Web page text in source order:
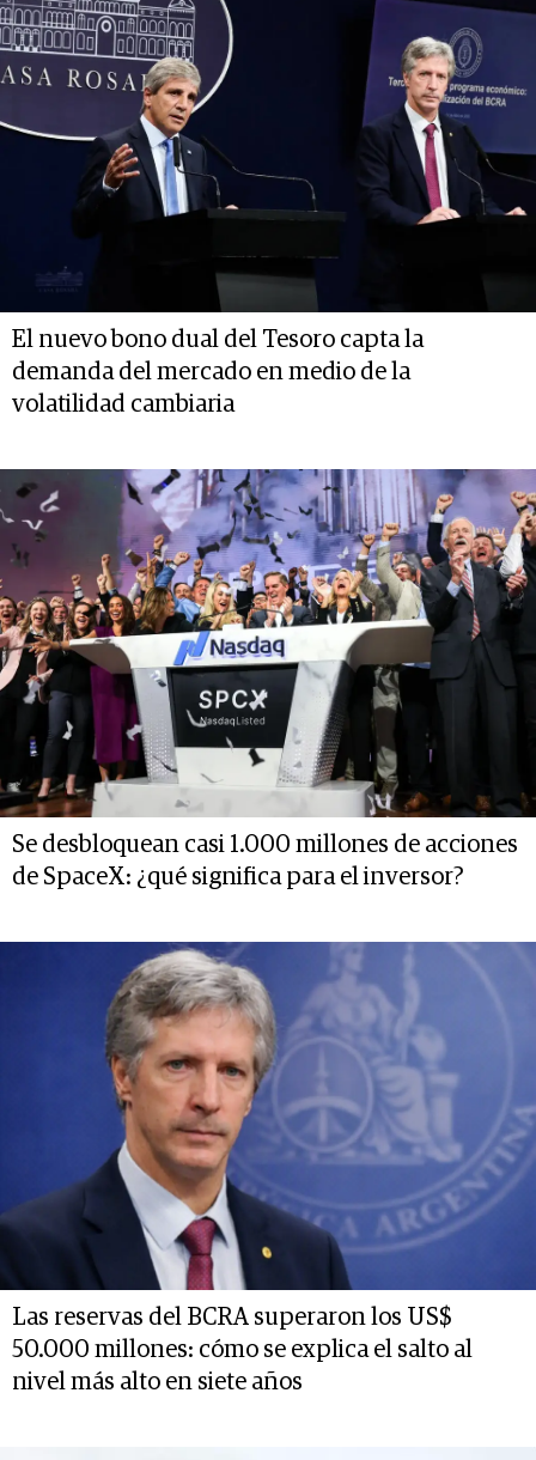
El nuevo bono dual del Tesoro capta la
demanda del mercado en medio de la
volatilidad cambiaria
Se desbloquean casi 1.000 millones de acciones
de SpaceX: ¿qué significa para el inversor?
Las reservas del BCRA superaron los US$
50.000 millones: cómo se explica el salto al
nivel más alto en siete años